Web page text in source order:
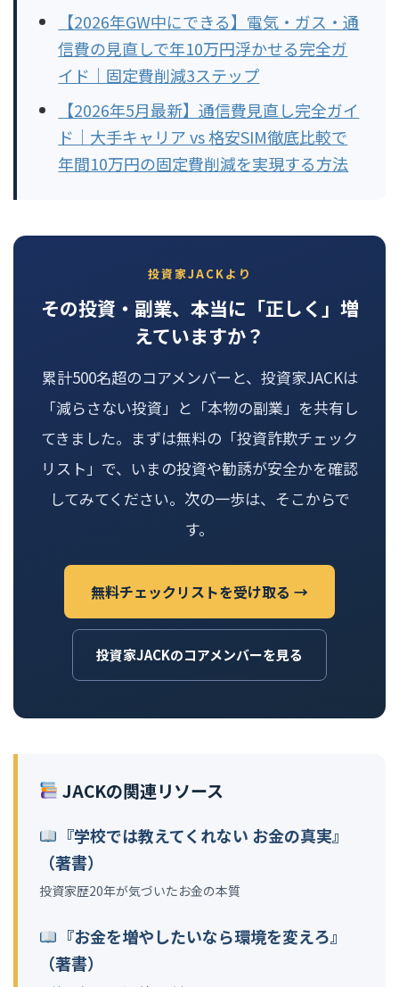
【2026年GW中にできる】電気・ガス・通
信費の見直しで年10万円浮かせる完全ガ
イド｜固定費削減3ステップ
【2026年5月最新】通信費見直し完全ガイ
ド｜大手キャリア vs 格安SIM徹底比較で
年間10万円の固定費削減を実現する方法
投資家JACKより
その投資・副業、本当に「正しく」増
えていますか？
累計500名超のコアメンバーと、投資家JACKは
「減らさない投資」と「本物の副業」を共有し
てきました。まずは無料の「投資詐欺チェック
リスト」で、いまの投資や勧誘が安全かを確認
してみてください。次の一歩は、そこからで
す。
無料チェックリストを受け取る →
投資家JACKのコアメンバーを見る
JACKの関連リソース
『学校では教えてくれない お金の真実』
（著書）
投資家歴20年が気づいたお金の本質
『お金を増やしたいなら環境を変えろ』
（著書）